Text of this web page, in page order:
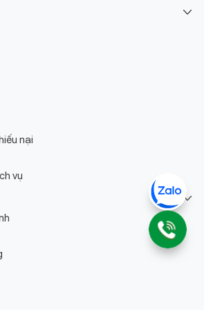
nghiệm kết nối cho người dân và
tại Quảng Ninh –
và phát triển sau sáp
trình
không ngừng đầu tư mở rộng hạ tầng
vùng xa. Hệ thống kỹ thuật viên địa
bài bản, đảm bảo quá trình thi công –
quả. FPT hiện đang là đối tác đáng
hộ gia đình và doanh nghiệp trong toàn
sức mạnh vượt
FPT tại
nại
vụ